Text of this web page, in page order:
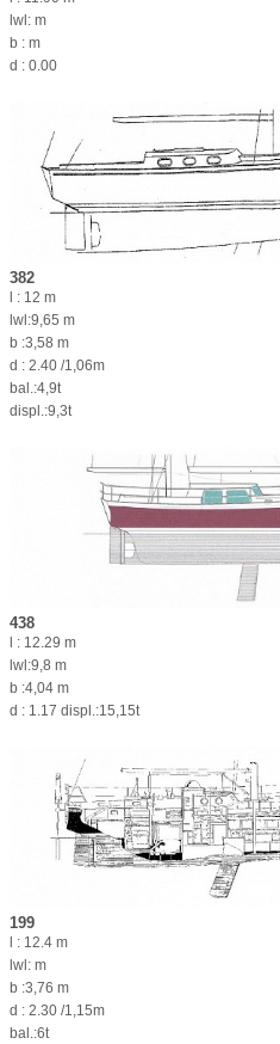
lwl: m
b : m
d : 0.00
382
l : 12 m
lwl:9,65 m
b :3,58 m
d : 2.40 /1,06m
bal.:4,9t
displ.:9,3t
438
l : 12.29 m
lwl:9,8 m
b :4,04 m
d : 1.17 displ.:15,15t
199
l : 12.4 m
lwl: m
b :3,76 m
d : 2.30 /1,15m
bal.:6t